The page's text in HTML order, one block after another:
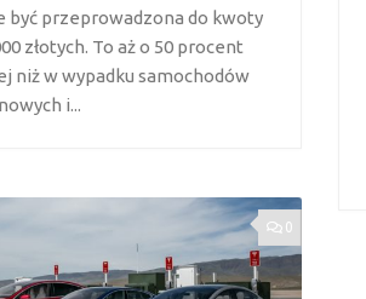
być przeprowadzona do kwoty
złotych. To aż o 50 procent
niż w wypadku samochodów
i...
0